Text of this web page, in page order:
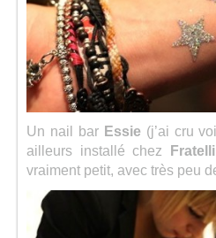
Un nail bar Essie (j’ai cru
ailleurs installé chez
vraiment petit, avec très peu